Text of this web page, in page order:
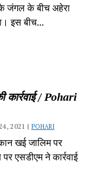
के जंगल के बीच अहेरा
इस बीच...
कार्रवाई / Pohari
2021 | POHARI
खई जालिम पर
एसडीएम ने कार्रवाई